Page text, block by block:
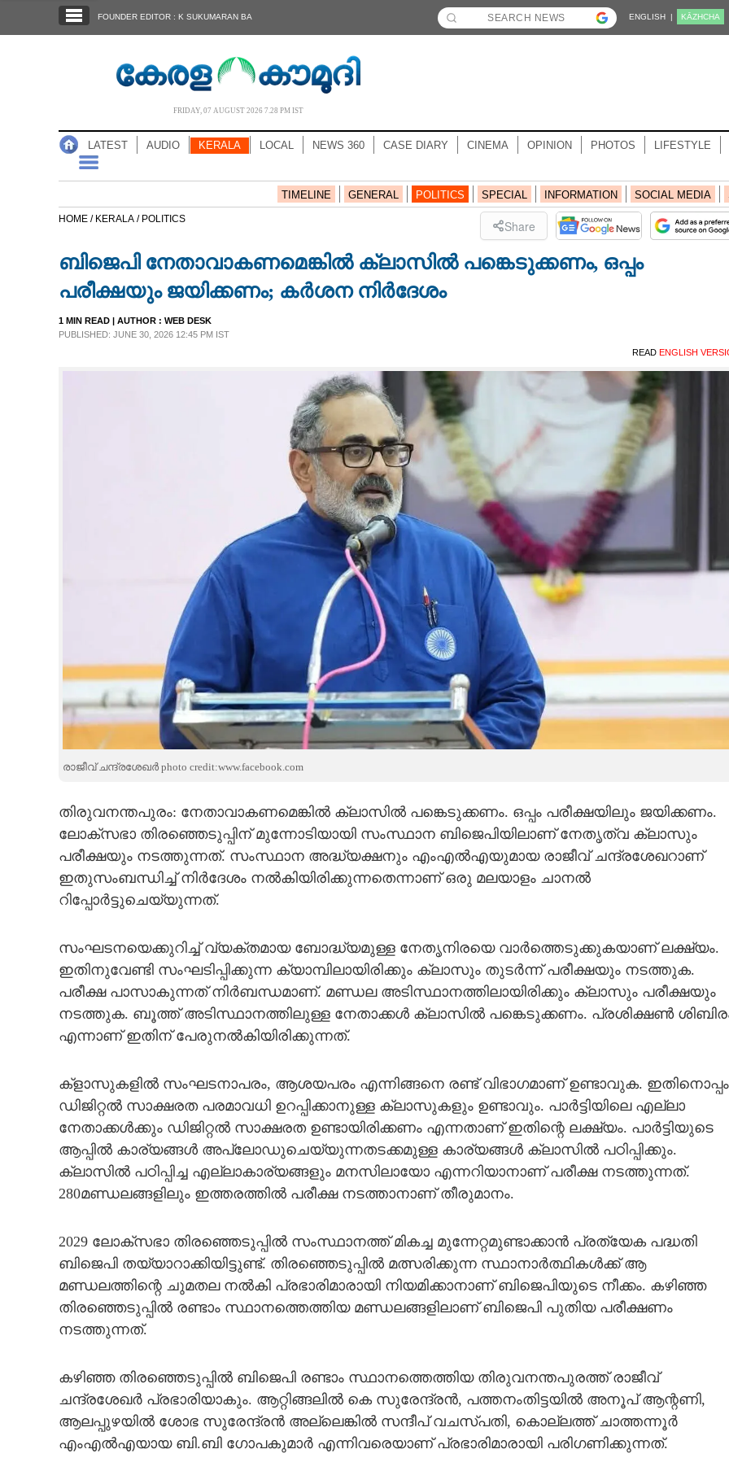
NOTIFIED NEWS
CASE DIARY
LITERATURE
CONTACT US
FOUNDER EDITOR : K SUKUMARAN BA ENGLISH | KĀZHCHA
FRIDAY, 07 AUGUST 2026 7.28 PM IST
LATEST AUDIO KERALA LOCAL NEWS 360 CASE DIARY CINEMA OPINION PHOTOS LIFESTYLE
TIMELINE GENERAL POLITICS SPECIAL INFORMATION SOCIAL MEDIA
HOME / KERALA / POLITICS Share
ബിജെപി നേതാവാകണമെങ്കിൽ ക്ലാസിൽ പങ്കെടുക്കണം, ഒപ്പം
പരീക്ഷയും ജയിക്കണം; കർശന നിർദേശം
1 MIN READ | AUTHOR : WEB DESK
PUBLISHED: JUNE 30, 2026 12:45 PM IST
READ ENGLISH
രാജീവ് ചന്ദ്രശേഖർ photo credit:www.facebook.com
തിരുവനന്തപുരം: നേതാവാകണമെങ്കിൽ ക്ലാസിൽ പങ്കെടുക്കണം. ഒപ്പം പരീക്ഷയിലും ജയിക്കണം.
ലോക്‌സഭാ തിരഞ്ഞെടുപ്പിന് മുന്നോടിയായി സംസ്ഥാന ബിജെപിയിലാണ് നേതൃത്വ ക്ലാസും
പരീക്ഷയും നടത്തുന്നത്. സംസ്ഥാന അദ്ധ്യക്ഷനും എംഎൽഎയുമായ രാജീവ് ചന്ദ്രശേഖറാണ്
ഇതുസംബന്ധിച്ച് നിർദേശം നൽകിയിരിക്കുന്നതെന്നാണ് ഒരു മലയാളം ചാനൽ
റിപ്പോർട്ടുചെയ്യുന്നത്.
സംഘടനയെക്കുറിച്ച് വ്യക്തമായ ബോദ്ധ്യമുള്ള നേതൃനിരയെ വാർത്തെടുക്കുകയാണ് ലക്ഷ്യം.
ഇതിനുവേണ്ടി സംഘടിപ്പിക്കുന്ന ക്യാമ്പിലായിരിക്കും ക്ലാസും തുടർന്ന് പരീക്ഷയും നടത്തുക.
പരീക്ഷ പാസാകുന്നത് നിർബന്ധമാണ്. മണ്ഡല അടിസ്ഥാനത്തിലായിരിക്കും ക്ലാസും പരീക്ഷയും
നടത്തുക. ബൂത്ത് അടിസ്ഥാനത്തിലുള്ള നേതാക്കൾ ക്ലാസിൽ പങ്കെടുക്കണം. പ്രശിക്ഷൺ
എന്നാണ് ഇതിന് പേരുനൽകിയിരിക്കുന്നത്.
ക്ളാസുകളിൽ സംഘടനാപരം, ആശയപരം എന്നിങ്ങനെ രണ്ട് വിഭാഗമാണ് ഉണ്ടാവുക. ഇതിനൊപ്പം
ഡിജിറ്റൽ സാക്ഷരത പരമാവധി ഉറപ്പിക്കാനുള്ള ക്ലാസുകളും ഉണ്ടാവും. പാർട്ടിയിലെ എല്ലാ
നേതാക്കൾക്കും ഡിജിറ്റൽ സാക്ഷരത ഉണ്ടായിരിക്കണം എന്നതാണ് ഇതിന്റെ ലക്ഷ്യം. പാർട്ടിയുടെ
ആപ്പിൽ കാര്യങ്ങൾ അപ്‌ലോഡുചെയ്യുന്നതടക്കമുള്ള കാര്യങ്ങൾ ക്ലാസിൽ പഠിപ്പിക്കും.
ക്ലാസിൽ പഠിപ്പിച്ച എല്ലാകാര്യങ്ങളും മനസിലായോ എന്നറിയാനാണ് പരീക്ഷ നടത്തുന്നത്.
280മണ്ഡലങ്ങളിലും ഇത്തരത്തിൽ പരീക്ഷ നടത്താനാണ് തീരുമാനം.
2029 ലോക്സഭാ തിരഞ്ഞെടുപ്പിൽ സംസ്ഥാനത്ത് മികച്ച മുന്നേറ്റമുണ്ടാക്കാൻ പ്രത്യേക പദ്ധതി
ബിജെപി തയ്യാറാക്കിയിട്ടുണ്ട്. തിരഞ്ഞെടുപ്പിൽ മത്സരിക്കുന്ന സ്ഥാനാർത്ഥികൾക്ക് ആ
മണ്ഡലത്തിന്റെ ചുമതല നൽകി പ്രഭാരിമാരായി നിയമിക്കാനാണ് ബിജെപിയുടെ നീക്കം. കഴിഞ്ഞ
തിരഞ്ഞെടുപ്പിൽ രണ്ടാം സ്ഥാനത്തെത്തിയ മണ്ഡലങ്ങളിലാണ് ബിജെപി പുതിയ പരീക്ഷണം
നടത്തുന്നത്.
കഴിഞ്ഞ തിരഞ്ഞെടുപ്പിൽ ബിജെപി രണ്ടാം സ്ഥാനത്തെത്തിയ തിരുവനന്തപുരത്ത് രാജീവ്
ചന്ദ്രശേഖർ പ്രഭാരിയാകും. ആറ്റിങ്ങലിൽ കെ സുരേന്ദ്രൻ, പത്തനംതിട്ടയിൽ അനൂപ് ആന്റണി,
ആലപ്പുഴയിൽ ശോഭ സുരേന്ദ്രൻ അല്ലെങ്കിൽ സന്ദീപ് വചസ്പതി, കൊല്ലത്ത് ചാത്തന്നൂർ
എംഎൽഎയായ ബി.ബി ഗോപകുമാർ എന്നിവരെയാണ് പ്രഭാരിമാരായി പരിഗണിക്കുന്നത്.